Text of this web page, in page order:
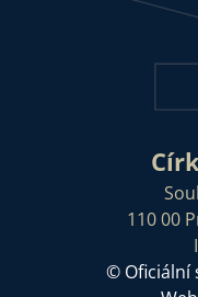
110 00
© Oficiální